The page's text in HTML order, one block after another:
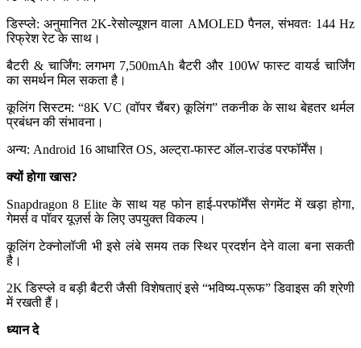
डिस्प्ले: अनुमानित 2K-रेसोल्यूशन वाला AMOLED पैनल, संभवतः 144 Hz
रिफ्रेश रेट के साथ।
बैटरी & चार्जिंग: लगभग 7,500mAh बैटरी और 100W फास्ट वायर्ड चार्जिंग
का समर्थन मिल सकता है।
कूलिंग सिस्टम: “8K VC (वॉपर चैंबर) कूलिंग” तकनीक के साथ बेहतर थर्मल
प्रबंधन की संभावना।
अन्य: Android 16 आधारित OS, अल्ट्रा-फास्ट ऑल-राउंड परफॉर्मेंस।
क्यों होगा खास?
Snapdragon 8 Elite के साथ यह फोन हाई-परफॉर्मेंस सेगमेंट में खड़ा होगा,
गेमर्स व पॉवर यूज़र्स के लिए उपयुक्त विकल्प।
कूलिंग टेक्नोलॉजी भी इसे लंबे समय तक स्थिर प्रदर्शन देने वाला बना सकती
है।
2K डिस्प्ले व बड़ी बैटरी जैसी विशेषताएं इसे “भविष्य-प्रूफ” डिवाइस की श्रेणी
में रखती हैं।
ध्यान दे